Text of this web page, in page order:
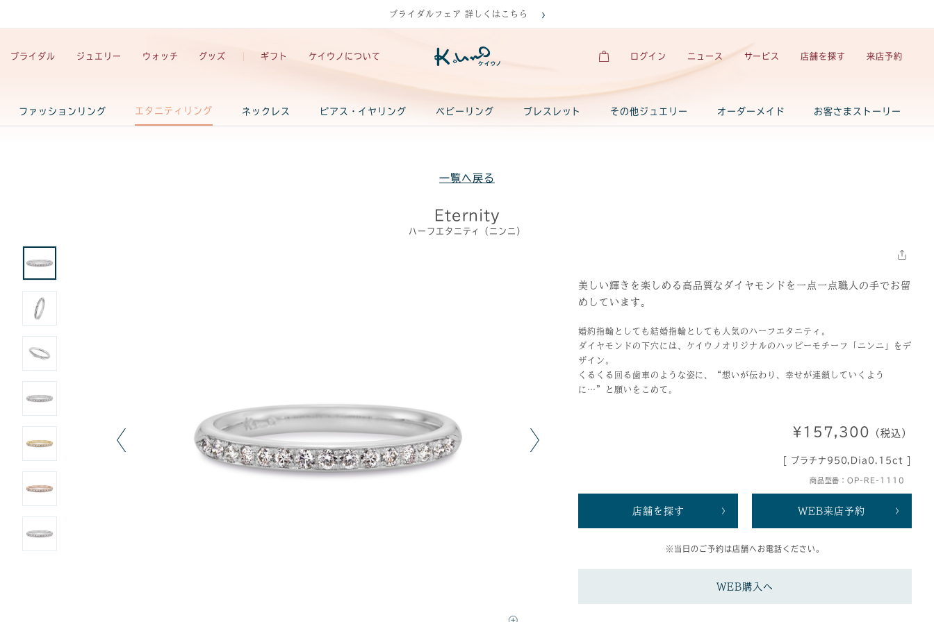
ブライダルフェア 詳しくはこちら
ブライダル ジュエリー ウォッチ グッズ ギフト ケイウノについて ログイン ニュース サービス 店舗を探す 来店予約
ファッションリング エタニティリング ネックレス ピアス・イヤリング ベビーリング ブレスレット その他ジュエリー オーダーメイド お客さまストーリー
一覧へ戻る
Eternity
ハーフエタニティ（ニンニ）
美しい輝きを楽しめる高品質なダイヤモンドを一点一点職人の手でお留
めしています。
婚約指輪としても結婚指輪としても人気のハーフエタニティ。
ダイヤモンドの下穴には、ケイウノオリジナルのハッピーモチーフ「ニンニ」をデ
ザイン。
くるくる回る歯車のような姿に、“想いが伝わり、幸せが連鎖していくよう
に…”と願いをこめて。
¥157,300 （税込）
[ プラチナ950,Dia0.15ct ]
商品型番：OP-RE-1110
店舗を探す WEB来店予約
※当日のご予約は店舗へお電話ください。
WEB購入へ